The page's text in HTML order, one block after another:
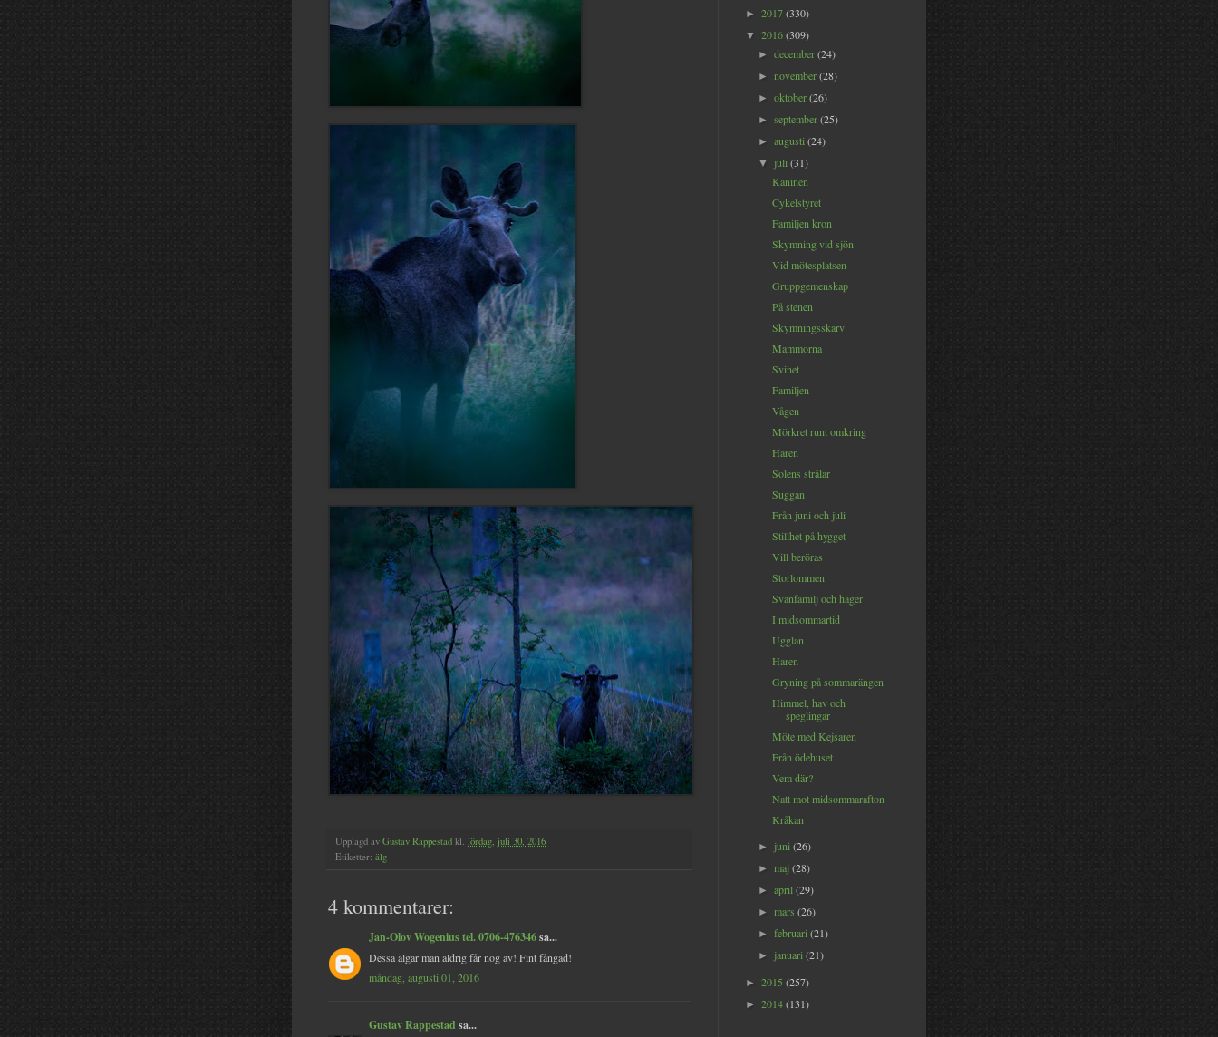
Upplagd av Gustav Rappestad kl. lördag, juli 30, 2016
Etiketter: älg
4 kommentarer:
Jan-Olov Wogenius tel. 0706-476346sa...
Dessa älgar man aldrig får nog av! Fint fångad!
måndag, augusti 01, 2016
Gustav Rappestad sa...
► 2017(330)
▼ 2016(309)
►december(24)
►november(28)
►oktober(26)
►september(25)
►augusti(24)
▼ juli(31)
Kaninen
Cykelstyret
Familjen kron
Skymning vid sjön
Vid mötesplatsen
Gruppgemenskap
På stenen
Skymningsskarv
Mammorna
Svinet
Familjen
Vågen
Mörkret runt omkring
Haren
Solens strålar
Suggan
Från juni och juli
Stillhet på hygget
Vill beröras
Storlommen
Svanfamilj och häger
I midsommartid
Ugglan
Haren
Gryning på sommarängen
Himmel, hav och
speglingar
Möte med Kejsaren
Från ödehuset
Vem där?
Natt mot midsommarafton
Kråkan
► juni(26)
►maj(28)
►april(29)
►mars(26)
►februari(21)
► januari(21)
► 2015 (257)
► 2014(131)